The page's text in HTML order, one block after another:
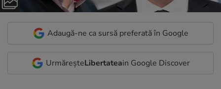
Adaugă-ne ca sursă preferată în Google
UrmăreșteLibertateain Google Discover